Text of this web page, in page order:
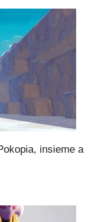
insieme a